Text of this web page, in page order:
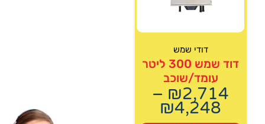
דודי שמש
דוד שמש 300 ליטר
עומד/שוכב
₪2,714
–
₪4,248